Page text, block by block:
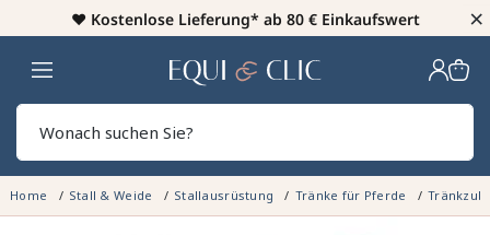
♥️ Kostenlose Lieferung* ab 80 € Einkaufswert ×
Heim
Home Stall & Weide Stallausrüstung Tränke für Pferde